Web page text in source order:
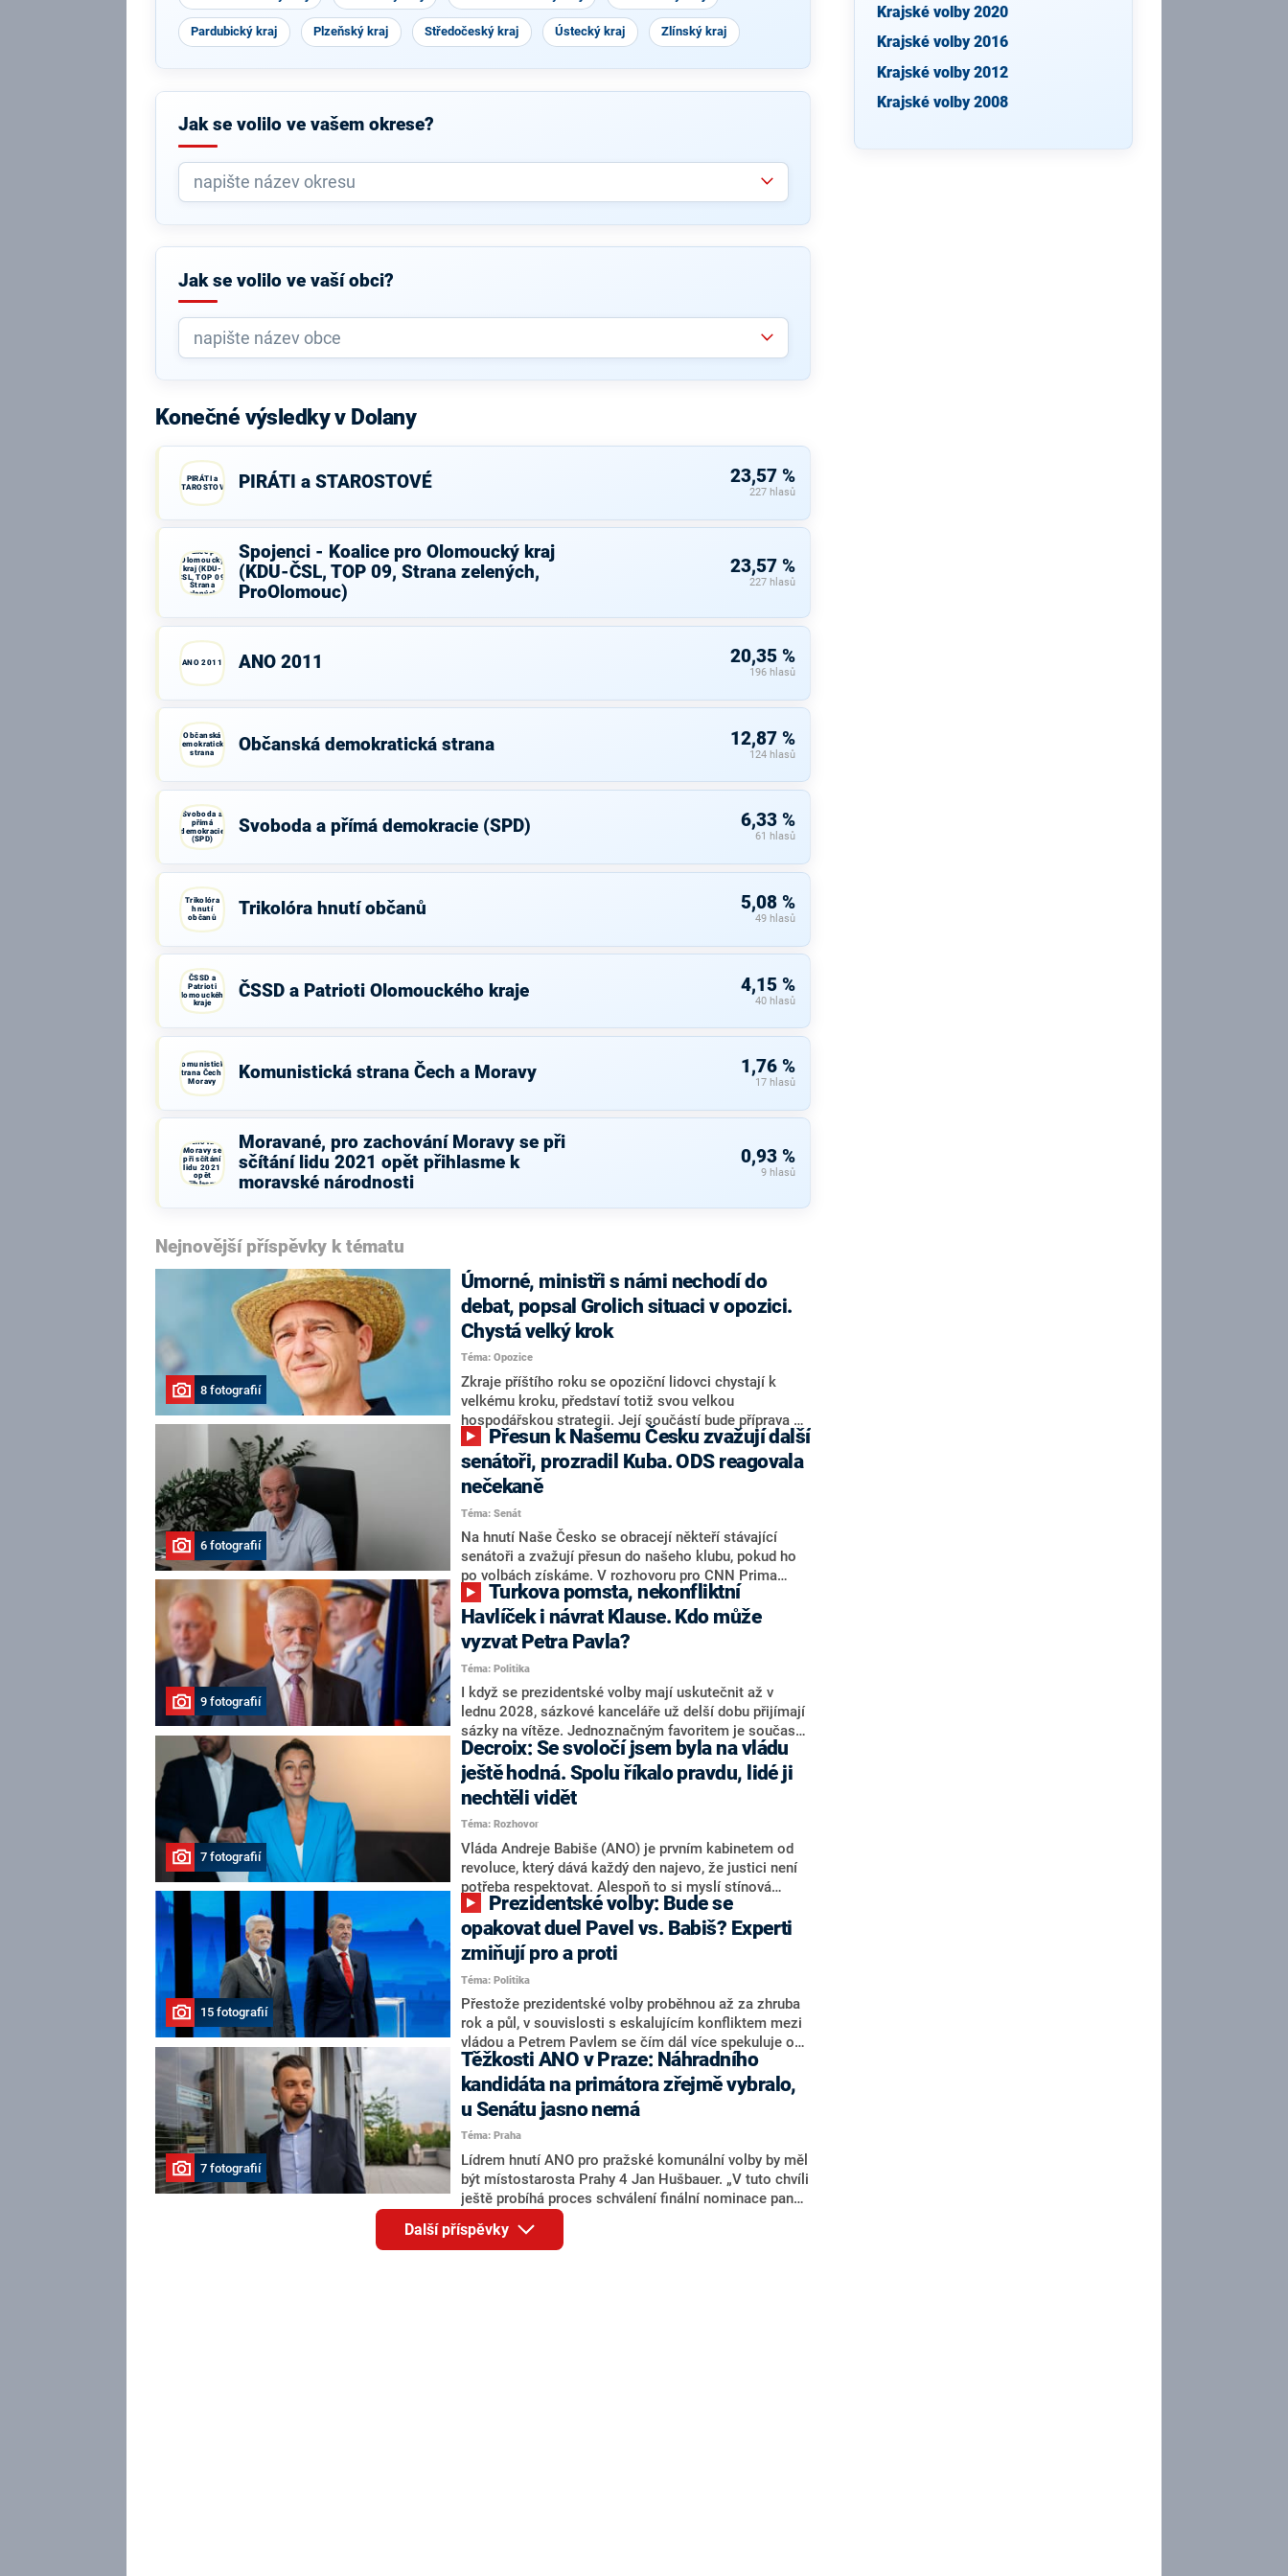
Pardubický kraj Plzeňský kraj Středočeský kraj Ústecký kraj Zlínský kraj
Jak se volilo ve vašem okrese?
Jak se volilo ve vaší obci?
Konečné výsledky v Dolany
PIRÁTI a
STAROSTOVÉ
PIRÁTI a STAROSTOVÉ 23,57 %
227 hlasů
Koalice pro
Olomoucký
kraj (KDU-
ČSL, TOP 09,
Strana
zelených,
Spojenci - Koalice pro Olomoucký kraj
(KDU-ČSL, TOP 09, Strana zelených,
ProOlomouc)
23,57 %
227 hlasů
ANO 2011 ANO 2011 20,35 %
196 hlasů
Občanská
demokratická
strana
Občanská demokratická strana 12,87 %
124 hlasů
Svoboda a
přímá
demokracie
(SPD)
Svoboda a přímá demokracie (SPD) 6,33 %
61 hlasů
Trikolóra
hnutí
občanů
Trikolóra hnutí občanů 5,08 %
49 hlasů
ČSSD a
Patrioti
Olomouckého
kraje
ČSSD a Patrioti Olomouckého kraje 4,15 %
40 hlasů
Komunistická
strana Čech a
Moravy
Komunistická strana Čech a Moravy 1,76 %
17 hlasů
zachování
Moravy se
při sčítání
lidu 2021
opět
přihlasme
Moravané, pro zachování Moravy se při
sčítání lidu 2021 opět přihlasme k
moravské národnosti
0,93 %
9 hlasů
Nejnovější příspěvky k tématu
8 fotografií
Úmorné, ministři s námi nechodí do
debat, popsal Grolich situaci v opozici.
Chystá velký krok
Téma: Opozice
Zkraje příštího roku se opoziční lidovci chystají k
velkému kroku, představí totiž svou velkou
hospodářskou strategii. Její součástí bude příprava na
stárnutí populace, řekl ve středu na setkání s novináři
nový předseda lidovců Jan Grolich. Ten zároveň v
senátních volbách kandiduje ve Vyškově. Popsal i
aktivitu opozice, o níž vládní strany nebo političtí
komentátoři mluví jako o slabé a v defenzivě. „Je to
úmorná práce upozorňovat na chyby vlády. Ministři s
námi navíc nechodí do debat. Chceme ale ukazovat
svoje témata,“ odpověděl Grolich na dotaz CNN Prima
NEWS.
6 fotografií
senátoři, prozradil Kuba. ODS reagovala
nečekaně
Téma: Senát
Na hnutí Naše Česko se obracejí někteří stávající
senátoři a zvažují přesun do našeho klubu, pokud ho
po volbách získáme. V rozhovoru pro CNN Prima
NEWS to řekl zakladatel hnutí a jihočeský hejtman
Martin Kuba. Konkrétní nebyl, ale získat by takto mohl
například senátora Zdeňka Hrabu, který je dnes
součástí klubu ODS a TOP 09. Hraba to na dotaz
redakce nevyloučil. Předseda klubu senátorů ODS
Zdeněk Nytra redakci řekl, že počítá s odchodem
některých senátorů z klubu a že Naše Česko není
nepřítel, ale soupeř.
9 fotografií
Havlíček i návrat Klause. Kdo může
vyzvat Petra Pavla?
Téma: Politika
I když se prezidentské volby mají uskutečnit až v
lednu 2028, sázkové kanceláře už delší dobu přijímají
sázky na vítěze. Jednoznačným favoritem je současná
hlava státu Petr Pavel. Daleko za ním pak bookmakeři
zmiňují dva výrazné politiky ANO, tedy premiéra
Andreje Babiše a ministra průmyslu Karla Havlíčka.
Oblíbeným tipem samotných sázkařů je poslanec za
Motoristy Filip Turek. Politolog Jan Kubáček nicméně
o případné kandidatuře kohokoliv ze zmíněné trojice
značně pochybuje. Podle něj současná koalice dosud
nemá osobu, která by Pavlovi mohla konkurovat.
7 fotografií
Decroix: Se svoločí jsem byla na vládu
ještě hodná. Spolu říkalo pravdu, lidé ji
nechtěli vidět
Téma: Rozhovor
Vláda Andreje Babiše (ANO) je prvním kabinetem od
revoluce, který dává každý den najevo, že justici není
potřeba respektovat. Alespoň to si myslí stínová
ministryně spravedlnosti ODS Eva Decroix. V
rozhovoru pro CNN Prima NEWS si nebrala servítky
ohledně politického výkonu svého nástupce Jeronýma
Tejce (za ANO) či vládní zmocněnkyně pro lidská
práva Taťány Malé (ANO). Označením „svoloč“ na
adresu vlády prý byla ještě hodná. Decroix se také
vrátila k volební porážce koalice Spolu či promluvila o
hnutí Naše Česko Martina Kuby.
15 fotografií
opakovat duel Pavel vs. Babiš? Experti
zmiňují pro a proti
Téma: Politika
Přestože prezidentské volby proběhnou až za zhruba
rok a půl, v souvislosti s eskalujícím konfliktem mezi
vládou a Petrem Pavlem se čím dál více spekuluje o
tom, koho by do bitvy o Hrad mohla vyslat současná
koalice. Někteří političtí komentátoři znovu vytahují
jméno premiéra Andreje Babiše (ANO). Jak moc je
pravděpodobné, že se v prezidentských volbách 2028
bude znovu opakovat souboj z roku 2023?
7 fotografií
Těžkosti ANO v Praze: Náhradního
kandidáta na primátora zřejmě vybralo,
u Senátu jasno nemá
Téma: Praha
Lídrem hnutí ANO pro pražské komunální volby by měl
být místostarosta Prahy 4 Jan Hušbauer. „V tuto chvíli
ještě probíhá proces schválení finální nominace pana
Jana Hušbauera Výborem hnutí ANO,“ uvedl pro
redakci místopředseda pražského ANO Martin
Benkovič. O Hušbauerovi se spekulovalo jako o
Další příspěvky
Krajské volby 2020
Krajské volby 2016
Krajské volby 2012
Krajské volby 2008